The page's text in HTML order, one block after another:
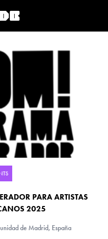
PARA ARTISTAS
2025
de Madrid, España